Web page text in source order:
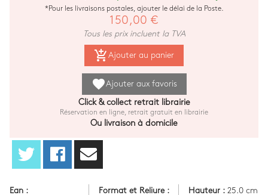
*Pour les livraisons postales, ajouter le délai de la Poste.
150,00 €
Tous les prix incluent la TVA
add_shopping_cart Ajouter au panier
favoriteAjouter aux favoris
Click & collect retrait librairie
Réservation en ligne, retrait gratuit en librairie
Ou livraison à domicile
Ean :
Format et Reliure :
Hauteur :25.0 cm